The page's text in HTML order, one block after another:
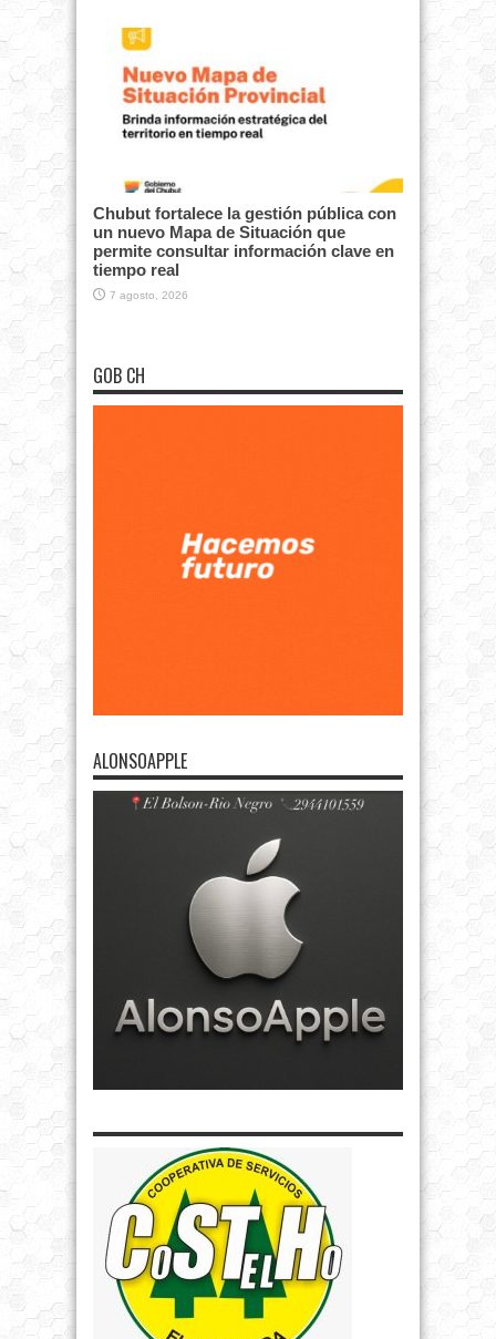
Chubut fortalece la gestión pública con
un nuevo Mapa de Situación que
permite consultar información clave en
tiempo real
7 agosto, 2026
GOB CH
ALONSOAPPLE